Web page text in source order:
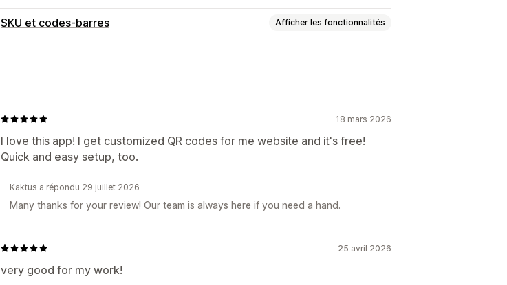
SKU et codes-barres Afficher les fonctionnalités
Modèles personnalisés
Impression d’étiquettes
Mises en page personnalisées
18 mars 2026
I love this app! I get customized QR codes for me website and it's free!
Quick and easy setup, too.
Kaktus a répondu 29 juillet 2026
Many thanks for your review! Our team is always here if you need a hand.
25 avril 2026
very good for my work!